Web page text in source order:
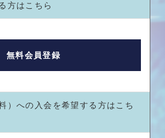
方はこちら
）への入会を希望する方はこち